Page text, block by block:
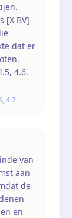
[X BV]
dat er
4.6,
4.7
van
aan
de
en